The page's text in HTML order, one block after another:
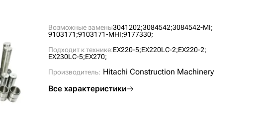
Возможные замены3041202;3084542;3084542-MI;
9103171;9103171-MHI;9177330;
Подходит к технике:EX220-5;EX220LC-2;EX220-2;
EX230LC-5;EX270;
Производитель: Hitachi Construction Machinery
Все характеристики